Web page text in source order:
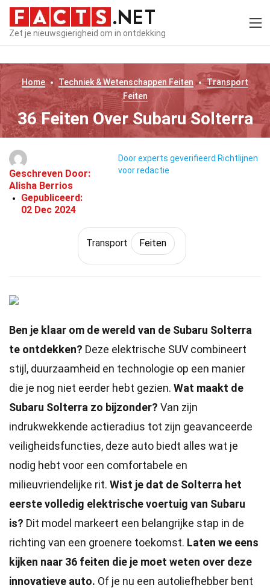
Zet je nieuwsgierigheid om in ontdekking
Home Techniek & Wetenschappen Feiten
Transport
Feiten
36 Feiten Over Subaru Solterra
Geschreven Door:
Alisha Berrios
Gepubliceerd:
02 Dec 2024
Door experts geverifieerd Richtlijnen
voor redactie
Transport Feiten
Ben je klaar om de wereld van de Subaru Solterra
te ontdekken? Deze elektrische SUV combineert
stijl, duurzaamheid en technologie op een manier
die je nog niet eerder hebt gezien. Wat maakt de
Subaru Solterra zo bijzonder? Van zijn
indrukwekkende actieradius tot zijn geavanceerde
veiligheidsfuncties, deze auto biedt alles wat je
nodig hebt voor een comfortabele en
milieuvriendelijke rit. Wist je dat de Solterra het
eerste volledig elektrische voertuig van Subaru
is? Dit model markeert een belangrijke stap in de
richting van een groenere toekomst. Laten we eens
kijken naar 36 feiten die je moet weten over deze
innovatieve auto. Of je nu een autoliefhebber bent